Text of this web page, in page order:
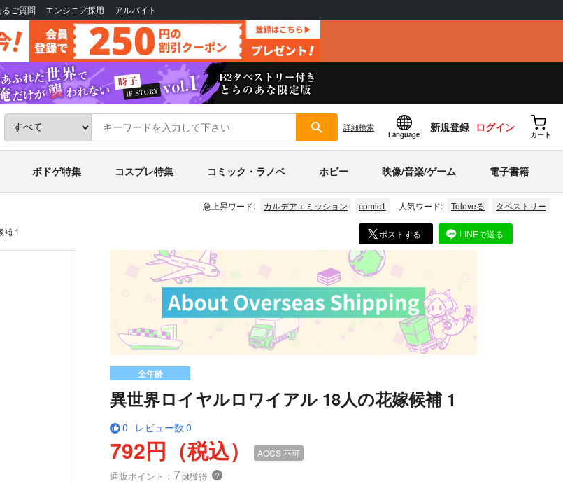
るご質問 エンジニア採用 アルバイト
詳細検索
Language
新規登録 ログイン
カート
ボドゲ特集 コスプレ特集 コミック・ラノベ ホビー 映像/音楽/ゲーム 電子書籍
急上昇ワード: カルデアエミッション comic1 人気ワード: Toloveる タペストリー
補 1 ポストする LINEで送る
全年齢
異世界ロイヤルロワイアル 18人の花嫁候補 1
0 レビュー数 0
792円（税込） AOCS不可
通販ポイント： 7pt獲得 ？